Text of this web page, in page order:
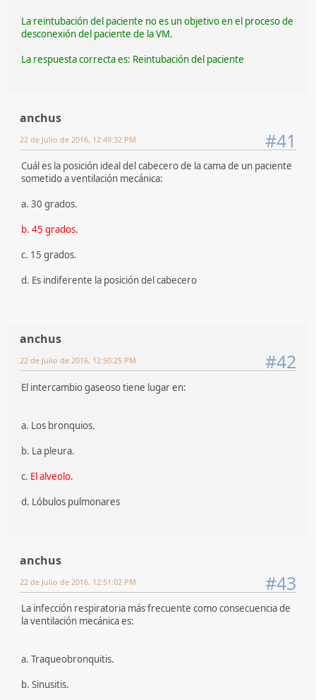
La reintubación del paciente no es un objetivo en el proceso de
desconexión del paciente de la VM.
La respuesta correcta es: Reintubación del paciente
anchus
#41
22 de Julio de 2016, 12:49:32 PM
Cuál es la posición ideal del cabecero de la cama de un paciente
sometido a ventilación mecánica:
a. 30 grados.
b. 45 grados.
c. 15 grados.
d. Es indiferente la posición del cabecero
anchus
#42
22 de Julio de 2016, 12:50:25 PM
El intercambio gaseoso tiene lugar en:
a. Los bronquios.
b. La pleura.
c. El alveolo.
d. Lóbulos pulmonares
anchus
#43
22 de Julio de 2016, 12:51:02 PM
La infección respiratoria más frecuente como consecuencia de
la ventilación mecánica es:
a. Traqueobronquitis.
b. Sinusitis.